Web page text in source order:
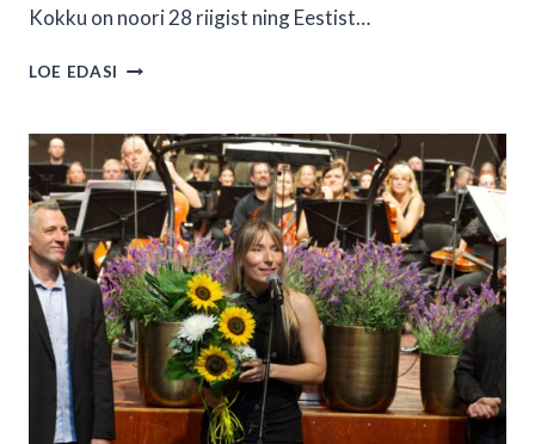
Kokku on noori 28 riigist ning Eestist…
LOE EDASI JÄRVI
NOORED
MUUSIKUD
MEISTRITE
KÄE
ALL